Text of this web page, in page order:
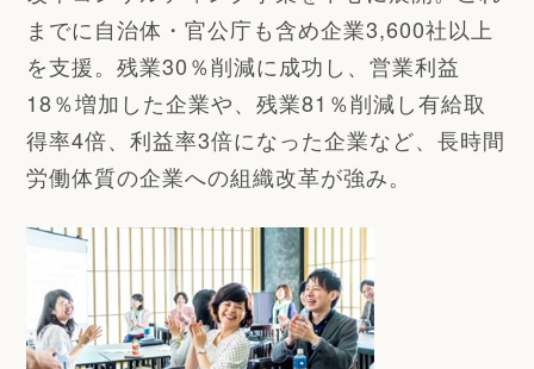
までに自治体・官公庁も含め企業3,600社以上
を支援。残業30％削減に成功し、営業利益
18％増加した企業や、残業81％削減し有給取
得率4倍、利益率3倍になった企業など、長時間
労働体質の企業への組織改革が強み。